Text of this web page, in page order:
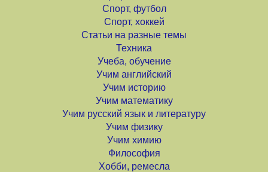
Спорт, футбол
Спорт, хоккей
Статьи на разные темы
Техника
Учеба, обучение
Учим английский
Учим историю
Учим математику
Учим русский язык и литературу
Учим физику
Учим химию
Философия
Хобби, ремесла